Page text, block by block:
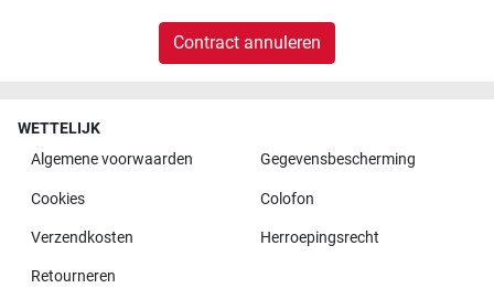
Contract annuleren
WETTELIJK
Algemene voorwaarden
Gegevensbescherming
Cookies Colofon
Verzendkosten Herroepingsrecht
Retourneren